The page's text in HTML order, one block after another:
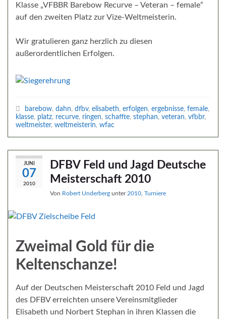
Klasse „VFBBR Barebow Recurve – Veteran – female“
auf den zweiten Platz zur Vize-Weltmeisterin.
Wir gratulieren ganz herzlich zu diesen
außerordentlichen Erfolgen.
barebow, dahn, dfbv, elisabeth, erfolgen, ergebnisse, female,
klasse, platz, recurve, ringen, schaffte, stephan, veteran, vfbbr,
weltmeister, weltmeisterin, wfac
JUNI
07
2010
DFBV Feld und Jagd Deutsche
Meisterschaft 2010
Von Robert Underberg unter 2010 Turniere
Zweimal Gold für die
Keltenschanze!
Auf der Deutschen Meisterschaft 2010 Feld und Jagd
des DFBV erreichten unsere Vereinsmitglieder
Elisabeth und Norbert Stephan in ihren Klassen die